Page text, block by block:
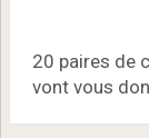
20 paires de
vont vous